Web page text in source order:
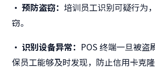
• 预防盗窃： 培训员工识别可疑行为
窃。
• 识别设备异常： POS 终端一旦被盗
保员工能够及时发现，防止信用卡克隆